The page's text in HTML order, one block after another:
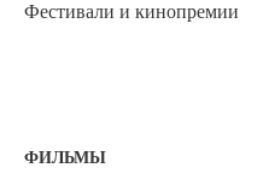
Фестивали и кинопремии
ФИЛЬМЫ